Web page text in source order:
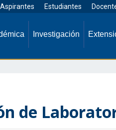
Aspirantes Estudiantes
Investigación
de